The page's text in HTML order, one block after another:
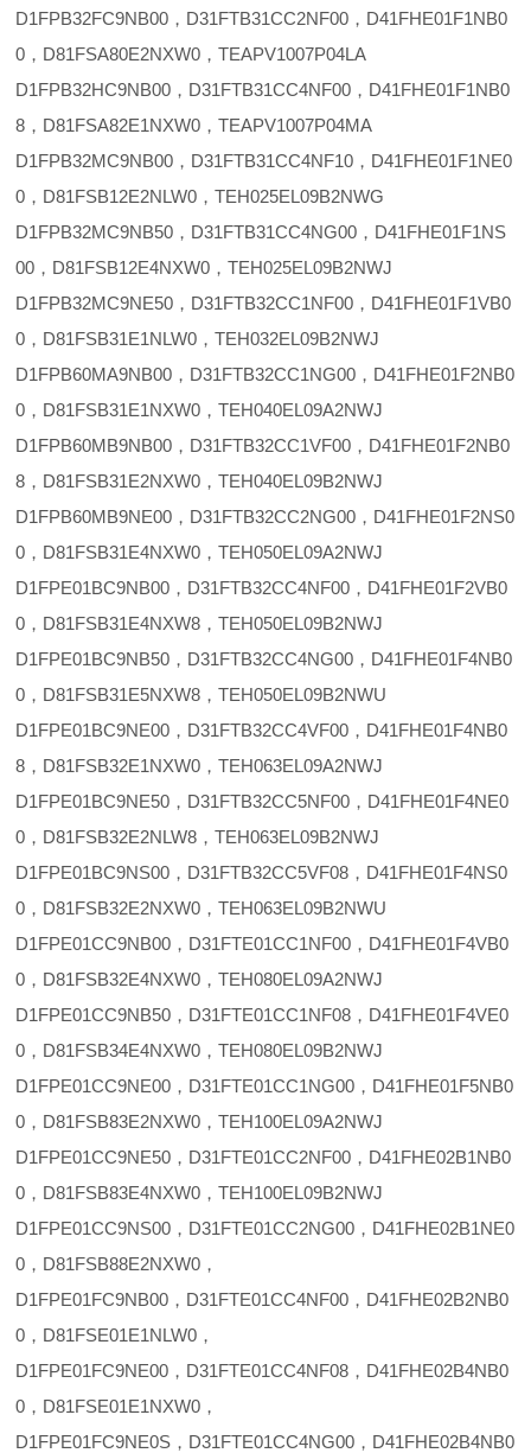
D1FPB32FC9NB00，D31FTB31CC2NF00，D41FHE01F1NB0
0，D81FSA80E2NXW0，TEAPV1007P04LA
D1FPB32HC9NB00，D31FTB31CC4NF00，D41FHE01F1NB0
8，D81FSA82E1NXW0，TEAPV1007P04MA
D1FPB32MC9NB00，D31FTB31CC4NF10，D41FHE01F1NE0
0，D81FSB12E2NLW0，TEH025EL09B2NWG
D1FPB32MC9NB50，D31FTB31CC4NG00，D41FHE01F1NS
00，D81FSB12E4NXW0，TEH025EL09B2NWJ
D1FPB32MC9NE50，D31FTB32CC1NF00，D41FHE01F1VB0
0，D81FSB31E1NLW0，TEH032EL09B2NWJ
D1FPB60MA9NB00，D31FTB32CC1NG00，D41FHE01F2NB0
0，D81FSB31E1NXW0，TEH040EL09A2NWJ
D1FPB60MB9NB00，D31FTB32CC1VF00，D41FHE01F2NB0
8，D81FSB31E2NXW0，TEH040EL09B2NWJ
D1FPB60MB9NE00，D31FTB32CC2NG00，D41FHE01F2NS0
0，D81FSB31E4NXW0，TEH050EL09A2NWJ
D1FPE01BC9NB00，D31FTB32CC4NF00，D41FHE01F2VB0
0，D81FSB31E4NXW8，TEH050EL09B2NWJ
D1FPE01BC9NB50，D31FTB32CC4NG00，D41FHE01F4NB0
0，D81FSB31E5NXW8，TEH050EL09B2NWU
D1FPE01BC9NE00，D31FTB32CC4VF00，D41FHE01F4NB0
8，D81FSB32E1NXW0，TEH063EL09A2NWJ
D1FPE01BC9NE50，D31FTB32CC5NF00，D41FHE01F4NE0
0，D81FSB32E2NLW8，TEH063EL09B2NWJ
D1FPE01BC9NS00，D31FTB32CC5VF08，D41FHE01F4NS0
0，D81FSB32E2NXW0，TEH063EL09B2NWU
D1FPE01CC9NB00，D31FTE01CC1NF00，D41FHE01F4VB0
0，D81FSB32E4NXW0，TEH080EL09A2NWJ
D1FPE01CC9NB50，D31FTE01CC1NF08，D41FHE01F4VE0
0，D81FSB34E4NXW0，TEH080EL09B2NWJ
D1FPE01CC9NE00，D31FTE01CC1NG00，D41FHE01F5NB0
0，D81FSB83E2NXW0，TEH100EL09A2NWJ
D1FPE01CC9NE50，D31FTE01CC2NF00，D41FHE02B1NB0
0，D81FSB83E4NXW0，TEH100EL09B2NWJ
D1FPE01CC9NS00，D31FTE01CC2NG00，D41FHE02B1NE0
0，D81FSB88E2NXW0，
D1FPE01FC9NB00，D31FTE01CC4NF00，D41FHE02B2NB0
0，D81FSE01E1NLW0，
D1FPE01FC9NE00，D31FTE01CC4NF08，D41FHE02B4NB0
0，D81FSE01E1NXW0，
D1FPE01FC9NE0S，D31FTE01CC4NG00，D41FHE02B4NB0